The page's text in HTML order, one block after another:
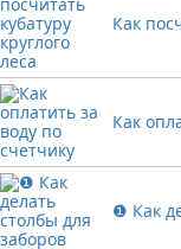
Как
Как
❶ Как